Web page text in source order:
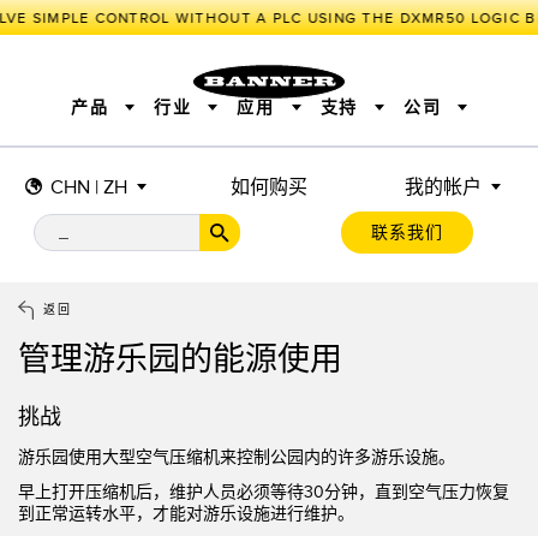
SIMPLE CONTROL WITHOUT A PLC USING THE DXMR50 LOGIC
CHN | ZH 如何购买 我的帐户
联系我们
产品
传感器 测量解决方案
照明和指示
机器安全
工业无线
BARCODE & VISION
绝对值旋转编码器
SNAP SIGNAL 附件 软件
传感器
光电传感器
行业 应用
工业物联网与智能工厂
智能传感器
机器防护
追踪和跟踪
拾取指示灯
雷达应用
工业物联网与智能工厂
前缘检测
支持 公司
返回
管理游乐园的能源使用
挑战
游乐园使用大型空气压缩机来控制公园内的许多游乐设施。
早上打开压缩机后，维护人员必须等待30分钟，直到空气压力恢复
到正常运转水平，才能对游乐设施进行维护。